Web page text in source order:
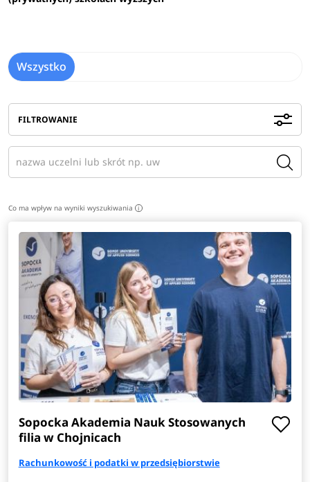
Wszystko
FILTROWANIE
Co ma wpływ na wyniki wyszukiwania i
Sopocka Akademia Nauk Stosowanych
filia w Chojnicach
Rachunkowość i podatki w przedsiębiorstwie